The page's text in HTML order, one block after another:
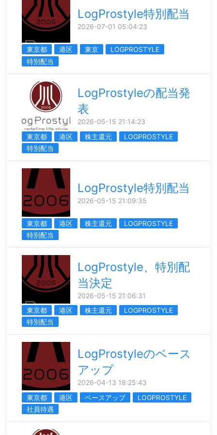
LogProstyle特別配当
2026-07-01 05:04:23
東京都 港区 東京
LOGPROSTYLE
特別配当
LogProstyleの配当発
表
2026-05-15 21:14:23
東京都
港区 株主還元
LOGPROSTYLE
特別配当
LogProstyle特別配当
2026-05-15 21:09:35
東京都 港区 株主還元
LOGPROSTYLE
特別配当
LogProstyle、特別配
当決定
2026-05-15 21:06:31
東京都
港区 株主還元
LOGPROSTYLE
特別配当
LogProstyleのベース
アップ
2026-04-13 18:25:43
東京都
港区 ベースアップ
LOGPROSTYLE
社員待遇